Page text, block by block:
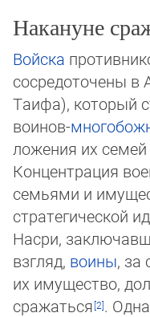
Накануне
Войска
сосредоточены в
Таифа), ко­то­рый
воинов-
ло­же­ния их
Концентрация
семьями и
стратегической
Насри,
взгляд, воины, за
их имущество,
сражаться
.